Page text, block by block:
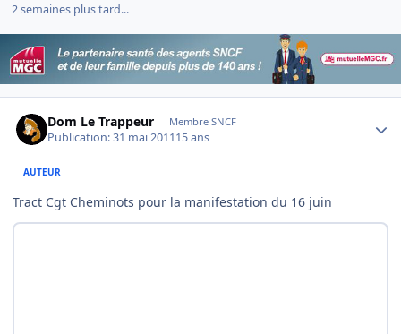
2 semaines plus tard...
Dom Le Trappeur Membre SNCF
Publication:31 mai 201115 ans
AUTEUR
Tract Cgt Cheminots pour la manifestation du 16 juin